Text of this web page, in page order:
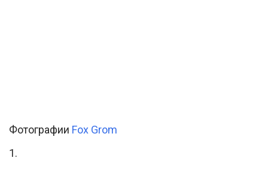
Фотографии Fox Grom
1.